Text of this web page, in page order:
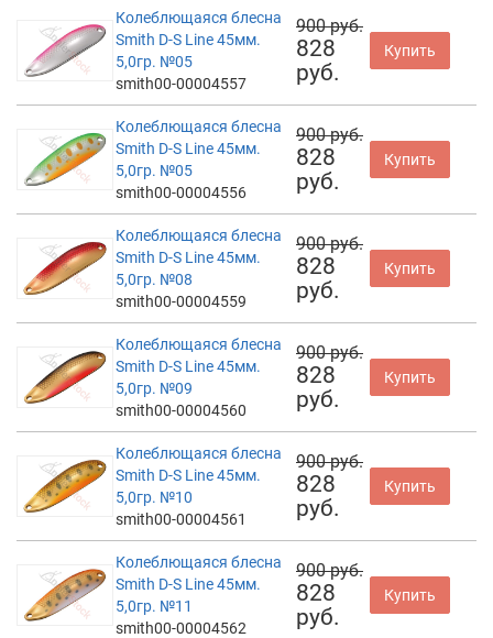
Колеблющаяся блесна
Smith D-S Line 45мм.
5,0гр. №05
smith00-00004557
900 руб.
828
руб.
Купить
Колеблющаяся блесна
Smith D-S Line 45мм.
5,0гр. №05
smith00-00004556
900 руб.
828
руб.
Купить
Колеблющаяся блесна
Smith D-S Line 45мм.
5,0гр. №08
smith00-00004559
900 руб.
828
руб.
Купить
Колеблющаяся блесна
Smith D-S Line 45мм.
5,0гр. №09
smith00-00004560
900 руб.
828
руб.
Купить
Колеблющаяся блесна
Smith D-S Line 45мм.
5,0гр. №10
smith00-00004561
900 руб.
828
руб.
Купить
Колеблющаяся блесна
Smith D-S Line 45мм.
5,0гр. №11
smith00-00004562
900 руб.
828
руб.
Купить